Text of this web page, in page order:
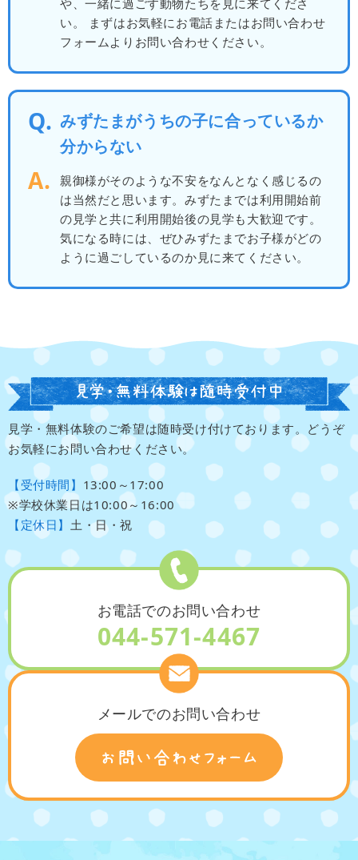
い。
まずはお気軽にお電話またはお問い合わせ
フォームよりお問い合わせください。
みずたまがうちの子に合っているか
分からない
親御様がそのような不安をなんとなく感じるの
は当然だと思います。みずたまでは利用開始前
の見学と共に利用開始後の見学も大歓迎です。
気になる時には、ぜひみずたまでお子様がどの
ように過ごしているのか見に来てください。
見学・無料体験のご希望は随時受け付けております。どうぞ
お気軽にお問い合わせください。
【受付時間】 13:00～17:00
※学校休業日は10:00～16:00
【定休日】 土・日・祝
お電話でのお問い合わせ
044-571-4467
メールでのお問い合わせ